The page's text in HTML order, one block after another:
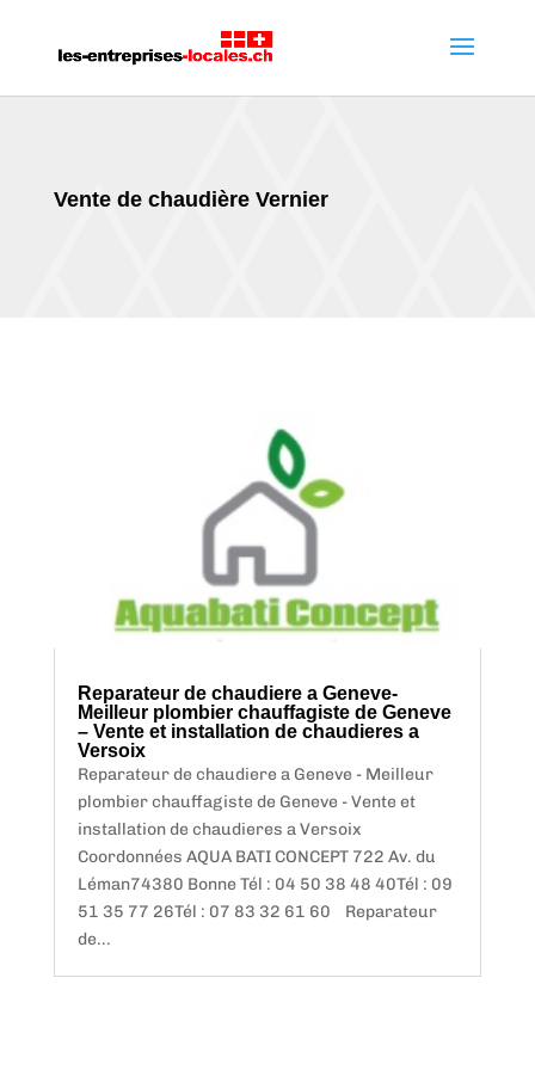
Vente de chaudière Vernier
Reparateur de chaudiere a Geneve-
Meilleur plombier chauffagiste de Geneve
– Vente et installation de chaudieres a
Versoix
Reparateur de chaudiere a Geneve - Meilleur
plombier chauffagiste de Geneve - Vente et
installation de chaudieres a Versoix
Coordonnées AQUA BATI CONCEPT 722 Av. du
Léman74380 Bonne Tél : 04 50 38 48 40Tél : 09
51 35 77 26Tél : 07 83 32 61 60 Reparateur
de...